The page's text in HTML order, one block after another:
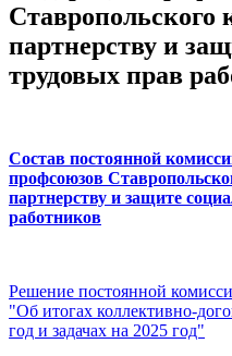
Ставропольского
партнерству и
трудовых прав
Состав постоянной
профсоюзов
партнерству и защите
работников
Решение постоянной
"Об итогах коллективно-
год и задачах на 2025 год"